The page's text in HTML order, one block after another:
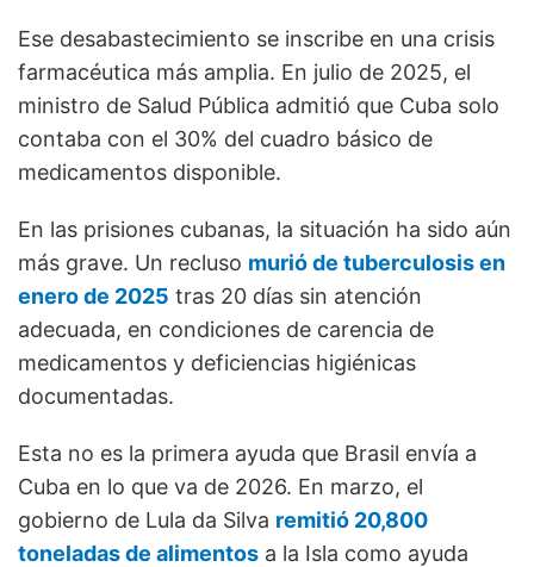
Ese desabastecimiento se inscribe en una crisis
farmacéutica más amplia. En julio de 2025, el
ministro de Salud Pública admitió que Cuba solo
contaba con el 30% del cuadro básico de
medicamentos disponible.
En las prisiones cubanas, la situación ha sido aún
más grave. Un recluso murió de tuberculosis en
enero de 2025 tras 20 días sin atención
adecuada, en condiciones de carencia de
medicamentos y deficiencias higiénicas
documentadas.
Esta no es la primera ayuda que Brasil envía a
Cuba en lo que va de 2026. En marzo, el
gobierno de Lula da Silva remitió 20,800
toneladas de alimentos a la Isla como ayuda